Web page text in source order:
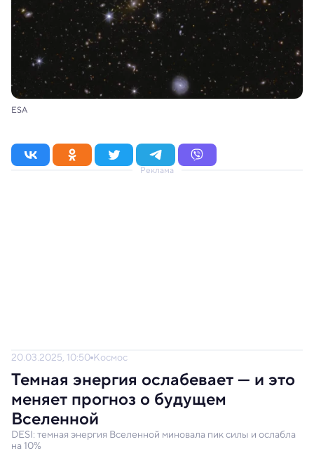
ESA
Реклама
20.03.2025, 10:50 Космос
Темная энергия ослабевает — и это
меняет прогноз о будущем
Вселенной
DESI: темная энергия Вселенной миновала пик силы и ослабла
на 10%